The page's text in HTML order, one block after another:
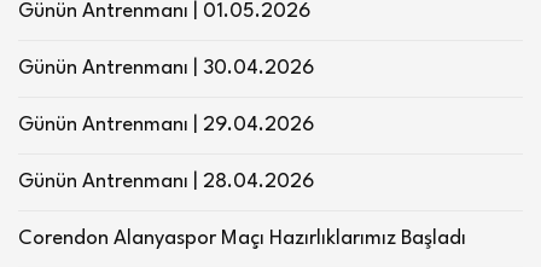
Günün Antrenmanı | 01.05.2026
Günün Antrenmanı | 30.04.2026
Günün Antrenmanı | 29.04.2026
Günün Antrenmanı | 28.04.2026
Corendon Alanyaspor Maçı Hazırlıklarımız Başladı